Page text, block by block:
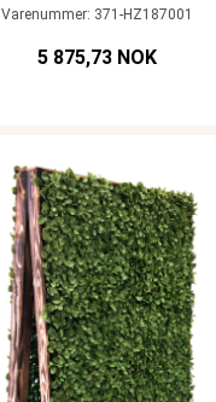
Varenummer: 371-HZ187001
5 875,73 NOK